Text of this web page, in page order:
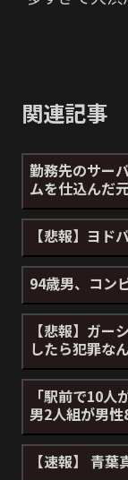
関連記事
勤務先のサー
ムを仕込んだ
【悲報】ヨ
94歳男、コン
【悲報】ガー
したら犯罪な
「駅前で10
男2人組が男
【速報】 青